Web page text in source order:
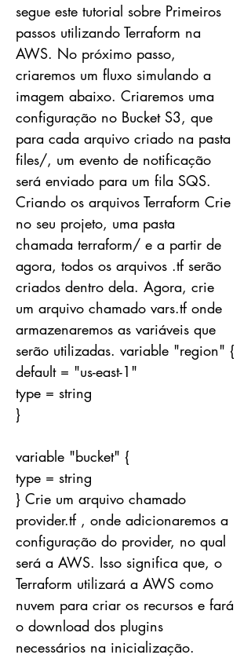
segue este tutorial sobre Primeiros
passos utilizando Terraform na
AWS. No próximo passo,
criaremos um fluxo simulando a
imagem abaixo. Criaremos uma
configuração no Bucket S3, que
para cada arquivo criado na pasta
files/, um evento de notificação
será enviado para um fila SQS.
Criando os arquivos Terraform Crie
no seu projeto, uma pasta
chamada terraform/ e a partir de
agora, todos os arquivos .tf serão
criados dentro dela. Agora, crie
um arquivo chamado vars.tf onde
armazenaremos as variáveis que
serão utilizadas. variable "region" {
default = "us-east-1"
type = string
}
variable "bucket" {
type = string
} Crie um arquivo chamado
provider.tf , onde adicionaremos a
configuração do provider, no qual
será a AWS. Isso significa que, o
Terraform utilizará a AWS como
nuvem para criar os recursos e fará
o download dos plugins
necessários na inicialização.